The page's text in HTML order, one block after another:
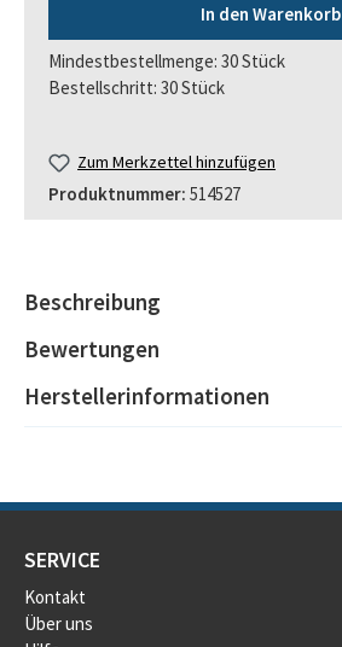
In den Warenkorb
Mindestbestellmenge: 30 Stück
Bestellschritt: 30 Stück
Zum Merkzettel hinzufügen
Produktnummer: 514527
Beschreibung
Bewertungen
Herstellerinformationen
SERVICE
Kontakt
Über uns